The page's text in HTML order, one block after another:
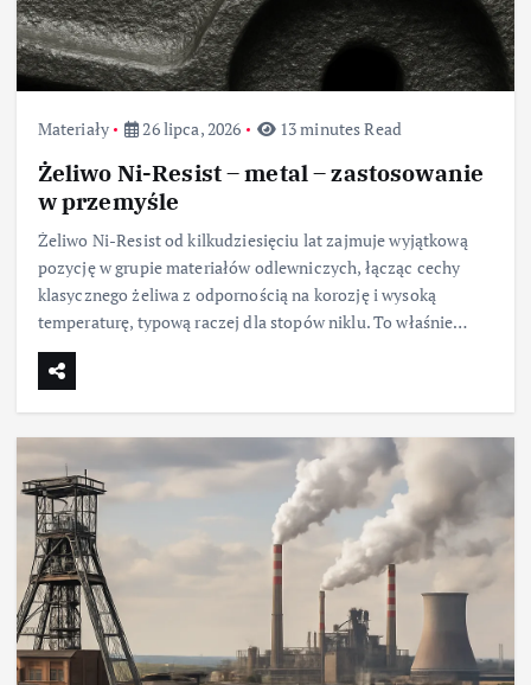
Materiały 26 lipca, 2026 13 minutes Read
Żeliwo Ni-Resist – metal – zastosowanie
w przemyśle
Żeliwo Ni-Resist od kilkudziesięciu lat zajmuje wyjątkową
pozycję w grupie materiałów odlewniczych, łącząc cechy
klasycznego żeliwa z odpornością na korozję i wysoką
temperaturę, typową raczej dla stopów niklu. To właśnie…